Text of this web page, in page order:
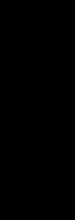
4.000 BAJU BARU